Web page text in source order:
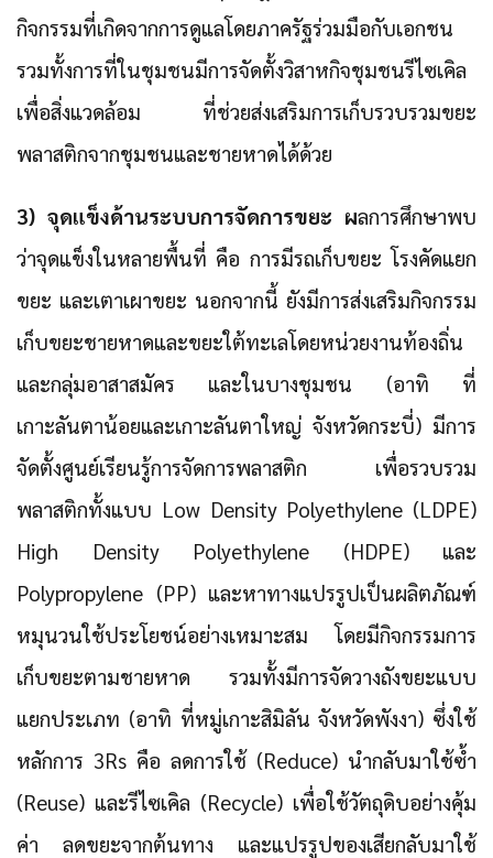
กิจกรรมที่เกิดจากการดูแลโดยภาครัฐร่วมมือกับเอกชน
รวมทั้งการที่ในชุมชนมีการจัดตั้งวิสาหกิจชุมชนรีไซเคิล
เพื่อสิ่งแวดล้อม ที่ช่วยส่งเสริมการเก็บรวบรวมขยะ
พลาสติกจากชุมชนและชายหาดได้ด้วย
3) จุดแข็งด้านระบบการจัดการขยะ ผลการศึกษาพบ
ว่าจุดแข็งในหลายพื้นที่ คือ การมีรถเก็บขยะ โรงคัดแยก
ขยะ และเตาเผาขยะ นอกจากนี้ ยังมีการส่งเสริมกิจกรรม
เก็บขยะชายหาดและขยะใต้ทะเลโดยหน่วยงานท้องถิ่น
และกลุ่มอาสาสมัคร และในบางชุมชน (อาทิ ที่
เกาะลันตาน้อยและเกาะลันตาใหญ่ จังหวัดกระบี่) มีการ
จัดตั้งศูนย์เรียนรู้การจัดการพลาสติก เพื่อรวบรวม
พลาสติกทั้งแบบ Low Density Polyethylene (LDPE)
High Density Polyethylene (HDPE) และ
Polypropylene (PP) และหาทางแปรรูปเป็นผลิตภัณฑ์
หมุนวนใช้ประโยชน์อย่างเหมาะสม โดยมีกิจกรรมการ
เก็บขยะตามชายหาด รวมทั้งมีการจัดวางถังขยะแบบ
แยกประเภท (อาทิ ที่หมู่เกาะสิมิลัน จังหวัดพังงา) ซึ่งใช้
หลักการ 3Rs คือ ลดการใช้ (Reduce) นำกลับมาใช้ซ้ำ
(Reuse) และรีไซเคิล (Recycle) เพื่อใช้วัตถุดิบอย่างคุ้ม
ค่า ลดขยะจากต้นทาง และแปรรูปของเสียกลับมาใช้